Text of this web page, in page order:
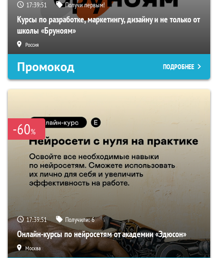
17:39:50 Получи первым!
Курсы по разработке, маркетингу, дизайну и не только от
школы «Бруноям»
Россия
Промокод ПОДРОБНЕЕ
-60%
17:39:50 Получили:6
Онлайн-курсы по нейросетям от академии «Эдюсон»
Москва